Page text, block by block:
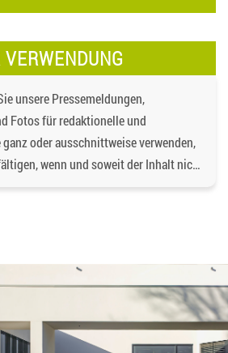
unsere Pressemeldungen,
Fotos für redaktionelle und
oder ausschnittweise verwenden,
wenn und soweit der Inhalt nicht
Die Urheberrechte liegen bei der
eG, es sei denn, ein anderer
z.B. bei Bildern und Fotos von
diesen Fällen wenden Sie sich bitte an